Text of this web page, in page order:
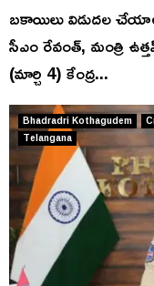
బకాయిలు విడుదల
సీఎం రేవంత్, మంత్రి
(మార్చి 4) కేంద్ర...
Bhadradri Kothagudem
Telangana